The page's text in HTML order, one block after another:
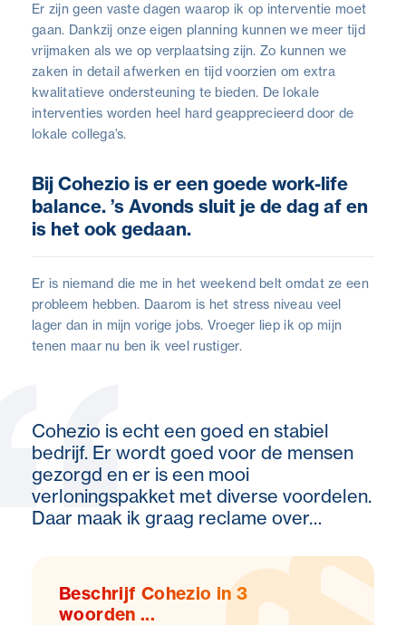
Er zijn geen vaste dagen waarop ik op interventie moet
gaan. Dankzij onze eigen planning kunnen we meer tijd
vrijmaken als we op verplaatsing zijn. Zo kunnen we
zaken in detail afwerken en tijd voorzien om extra
kwalitatieve ondersteuning te bieden. De lokale
interventies worden heel hard geapprecieerd door de
lokale collega’s.
Bij Cohezio is er een goede work-life
balance. ’s Avonds sluit je de dag af en
is het ook gedaan.
Er is niemand die me in het weekend belt omdat ze een
probleem hebben. Daarom is het stress niveau veel
lager dan in mijn vorige jobs. Vroeger liep ik op mijn
tenen maar nu ben ik veel rustiger.
Cohezio is echt een goed en stabiel
bedrijf. Er wordt goed voor de mensen
gezorgd en er is een mooi
verloningspakket met diverse voordelen.
Daar maak ik graag reclame over…
Beschrijf Cohezio in 3
woorden ...